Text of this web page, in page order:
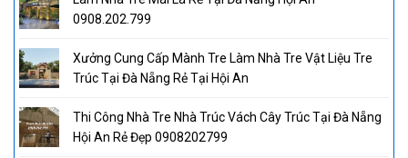
0908.202.799
Xưởng Cung Cấp Mành Tre Làm Nhà Tre Vật Liệu Tre
Trúc Tại Đà Nẵng Rẻ Tại Hội An
Thi Công Nhà Tre Nhà Trúc Vách Cây Trúc Tại Đà Nẵng
Hội An Rẻ Đẹp 0908202799